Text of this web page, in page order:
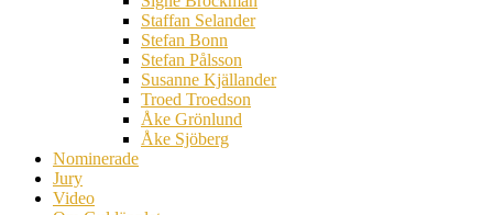
Staffan Selander
Stefan Bonn
Stefan Pålsson
Susanne Kjällander
Troed Troedson
Åke Grönlund
Åke Sjöberg
Nominerade
Jury
Video